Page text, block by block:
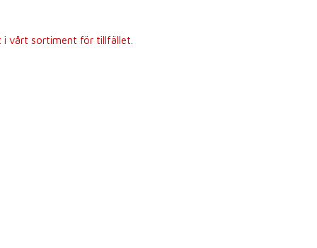
i vårt sortiment för tillfället.